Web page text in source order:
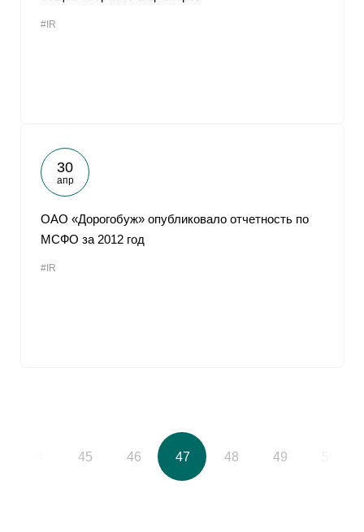
#IR
30
апр
ОАО «Дорогобуж» опубликовало отчетность по
МСФО за 2012 год
#IR
45 46 47 48 49